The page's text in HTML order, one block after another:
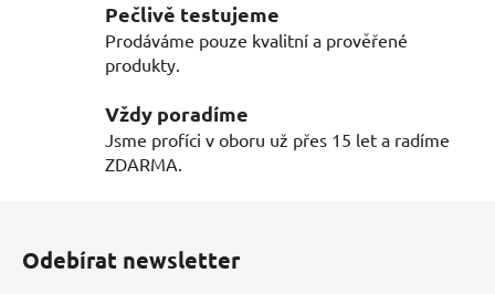
k
y
p
i
Pečlivě testujeme
Prodáváme pouze kvalitní a prověřené
produkty.
Vždy poradíme
Jsme profíci v oboru už přes 15 let a radíme
ZDARMA.
Odebírat newsletter